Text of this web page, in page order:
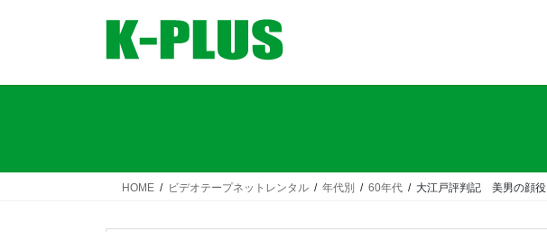
HOME ビデオテープネットレンタル 年代別 60年代 大江戸評判記 美男の顔役